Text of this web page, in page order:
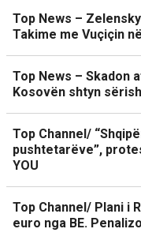
Top News –
Takime me Vuçiçin
Top News – Skadon
Kosovën shtyn
Top Channel/
pushtetarëve”,
YOU
Top Channel/ Plani i
euro nga BE.